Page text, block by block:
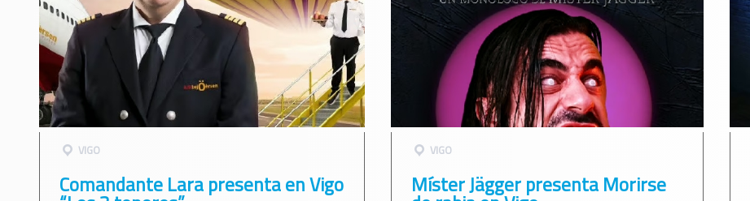
VIGO
Comandante Lara presenta en Vigo
VIGO
Míster Jägger presenta Morirse